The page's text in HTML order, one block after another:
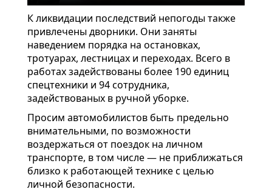
К ликвидации последствий непогоды также
привлечены дворники. Они заняты
наведением порядка на остановках,
тротуарах, лестницах и переходах. Всего в
работах задействованы более 190 единиц
спецтехники и 94 сотрудника,
задействованых в ручной уборке.
Просим автомобилистов быть предельно
внимательными, по возможности
воздержаться от поездок на личном
транспорте, в том числе — не приближаться
близко к работающей технике с целью
личной безопасности.